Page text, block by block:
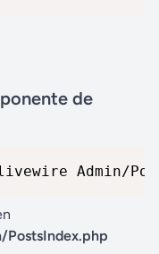
de
Admin/